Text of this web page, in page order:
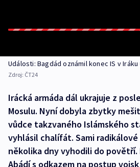
Události: Bagdád oznámil konec IS v Iráku
Zdroj: ČT24
Irácká armáda dál ukrajuje z
Mosulu. Nyní dobyla zbytky
vůdce takzvaného Islámského
vyhlásil chalífát. Sami
několika dny vyhodili do povětří.
Abádí s odkazem na postup